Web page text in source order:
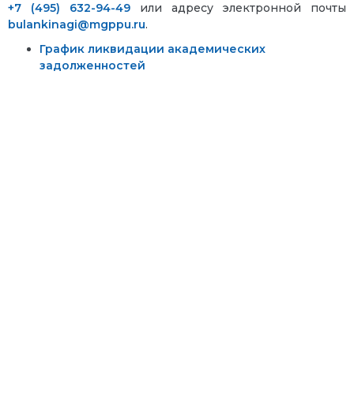
+7 (495) 632-94-49 или адресу электронной почты
bulankinagi@mgppu.ru.
График ликвидации академических
задолженностей